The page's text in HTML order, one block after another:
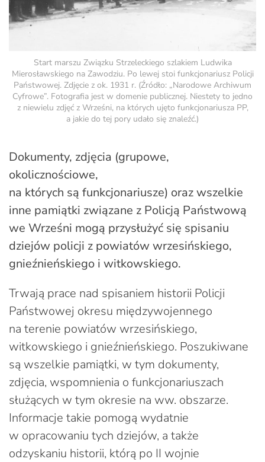
Start marszu Związku Strzeleckiego szlakiem Ludwika
Mierosławskiego na Zawodziu. Po lewej stoi funkcjonariusz Policji
Państwowej. Zdjęcie z ok. 1931 r. (Źródło: „Narodowe Archiwum
Cyfrowe”. Fotografia jest w domenie publicznej. Niestety to jedno
z niewielu zdjęć z Wrześni, na których ujęto funkcjonariusza PP,
a jakie do tej pory udało się znaleźć.)
Dokumenty, zdjęcia (grupowe,
okolicznościowe,
na których są funkcjonariusze) oraz wszelkie
inne pamiątki związane z Policją Państwową
we Wrześni mogą przysłużyć się spisaniu
dziejów policji z powiatów wrzesińskiego,
gnieźnieńskiego i witkowskiego.
Trwają prace nad spisaniem historii Policji
Państwowej okresu międzywojennego
na terenie powiatów wrzesińskiego,
witkowskiego i gnieźnieńskiego. Poszukiwane
są wszelkie pamiątki, w tym dokumenty,
zdjęcia, wspomnienia o funkcjonariuszach
służących w tym okresie na ww. obszarze.
Informacje takie pomogą wydatnie
w opracowaniu tych dziejów, a także
odzyskaniu historii, którą po II wojnie